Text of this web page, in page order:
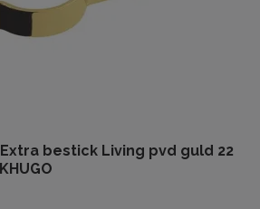
bestick Living pvd guld 22